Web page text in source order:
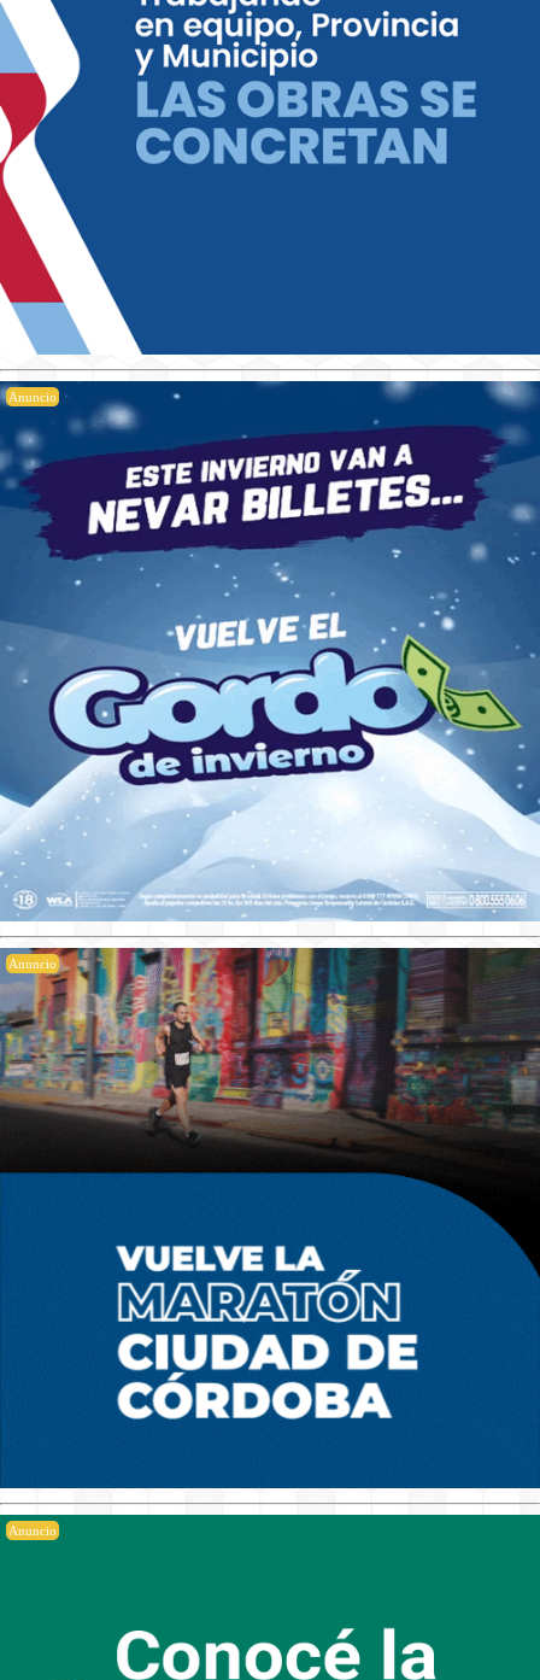
Anuncio
Anuncio
Anuncio